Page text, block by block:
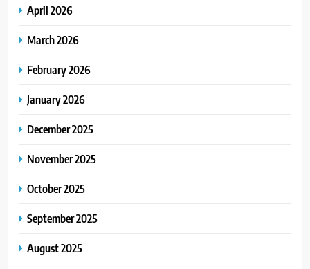
April 2026
March 2026
February 2026
January 2026
December 2025
November 2025
October 2025
September 2025
August 2025